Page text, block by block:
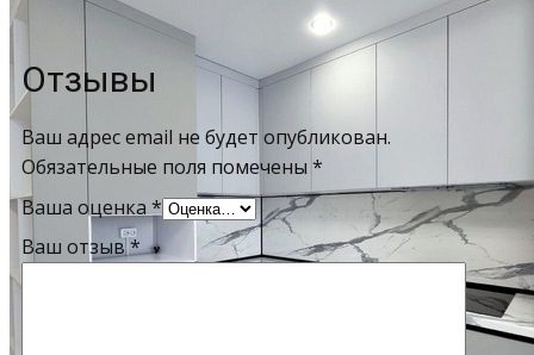
Отзывы
Ваш адрес email не будет опубликован.
Обязательные поля помечены *
Ваша оценка*
Ваш отзыв*